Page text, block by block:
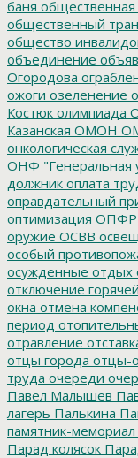
баня общественная
общественный
общество
объединение
Огородова
ожоги озеленение
Костюк олимпиада
Казанская ОМОН
онкологическая
ОНФ "Генеральная
должник оплата
оправдательный
оптимизация ОПФР
оружие ОСВВ
особый
осужденные отдых
отключение
окна отмена
период
отравление
отцы города отцы-
труда очереди
Павел Малышев
лагерь Палькина
памятник-мемориал
Парад колясок